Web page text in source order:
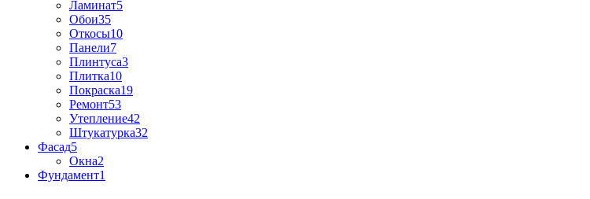
Ламинат5
Обои35
Откосы10
Панели7
Плинтуса3
Плитка10
Покраска19
Ремонт53
Утепление42
Штукатурка32
Фасад5
Окна2
Фундамент1